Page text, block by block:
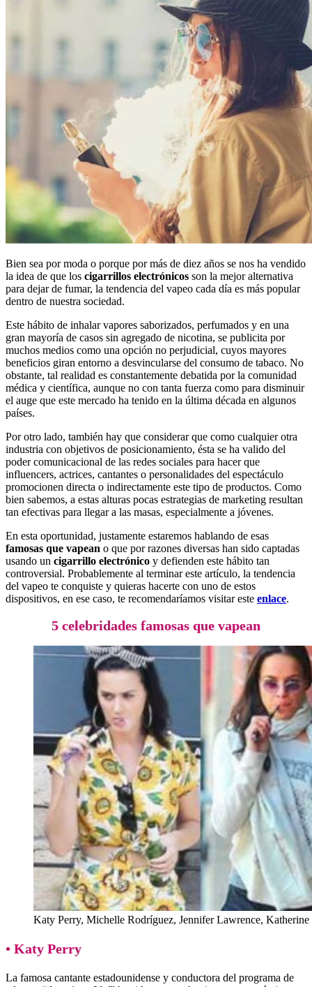
Bien sea por moda o porque por más de diez años se nos ha vendido
la idea de que los cigarrillos electrónicos son la mejor alternativa
para dejar de fumar, la tendencia del vapeo cada día es más popular
dentro de nuestra sociedad.
Este hábito de inhalar vapores saborizados, perfumados y en una
gran mayoría de casos sin agregado de nicotina, se publicita por
muchos medios como una opción no perjudicial, cuyos mayores
beneficios giran entorno a desvincularse del consumo de tabaco. No
obstante, tal realidad es constantemente debatida por la comunidad
médica y científica, aunque no con tanta fuerza como para disminuir
el auge que este mercado ha tenido en la última década en algunos
países.
Por otro lado, también hay que considerar que como cualquier otra
industria con objetivos de posicionamiento, ésta se ha valido del
poder comunicacional de las redes sociales para hacer que
influencers, actrices, cantantes o personalidades del espectáculo
promocionen directa o indirectamente este tipo de productos. Como
bien sabemos, a estas alturas pocas estrategias de marketing resultan
tan efectivas para llegar a las masas, especialmente a jóvenes.
En esta oportunidad, justamente estaremos hablando de esas
famosas que vapean o que por razones diversas han sido captadas
usando un cigarrillo electrónico y defienden este hábito tan
controversial. Probablemente al terminar este artículo, la tendencia
del vapeo te conquiste y quieras hacerte con uno de estos
dispositivos, en ese caso, te recomendaríamos visitar este enlace.
5 celebridades famosas que vapean
Katy Perry, Michelle Rodríguez, Jennifer Lawrence, Katherine
• Katy Perry
La famosa cantante estadounidense y conductora del programa de